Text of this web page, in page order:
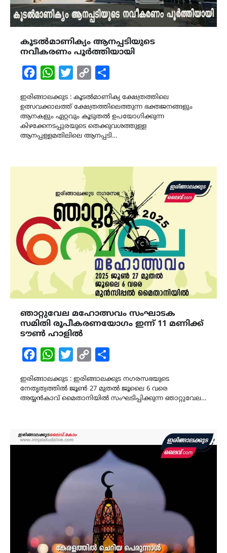
കൂടൽമാണിക്യം ആനപ്പടിയുടെ
നവീകരണം പൂർത്തിയായി
FacebookWhatsAppTwitterCopy
ഇരിങ്ങാലക്കുട : കൂടൽമാണിക്യ ക്ഷേത്രത്തിലെ
ഉത്സവക്കാലത്ത് ക്ഷേത്രത്തിലെത്തുന്ന ഭക്തജനങ്ങളും
ആനകളും ഏറ്റവും കൂടുതൽ ഉപയോഗിക്കുന്ന
കിഴക്കേനടപ്പുരയുടെ തെക്കുവശത്തുള്ള
ആനപ്പള്ളമതിലിലെ ആനപ്പടി…
ഞാറ്റുവേല മഹോത്സവം സംഘാടക
സമിതി രൂപീകരണയോഗം ഇന്ന് 11 മണിക്ക്
ടൗൺ ഹാളിൽ
FacebookWhatsAppTwitterCopy
ഇരിങ്ങാലക്കുട : ഇരിങ്ങാലക്കുട നഗരസഭയുടെ
നേതൃത്വത്തില്‍ ജൂൺ 27 മുതൽ ജൂലൈ 6 വരെ
അയ്യൻകാവ് മൈതാനിയിൽ സംഘടിപ്പിക്കുന്ന ഞാറ്റുവേല…